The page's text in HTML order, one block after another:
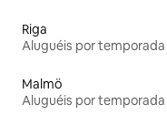
Riga
Aluguéis por temporada
Malmö
Aluguéis por temporada